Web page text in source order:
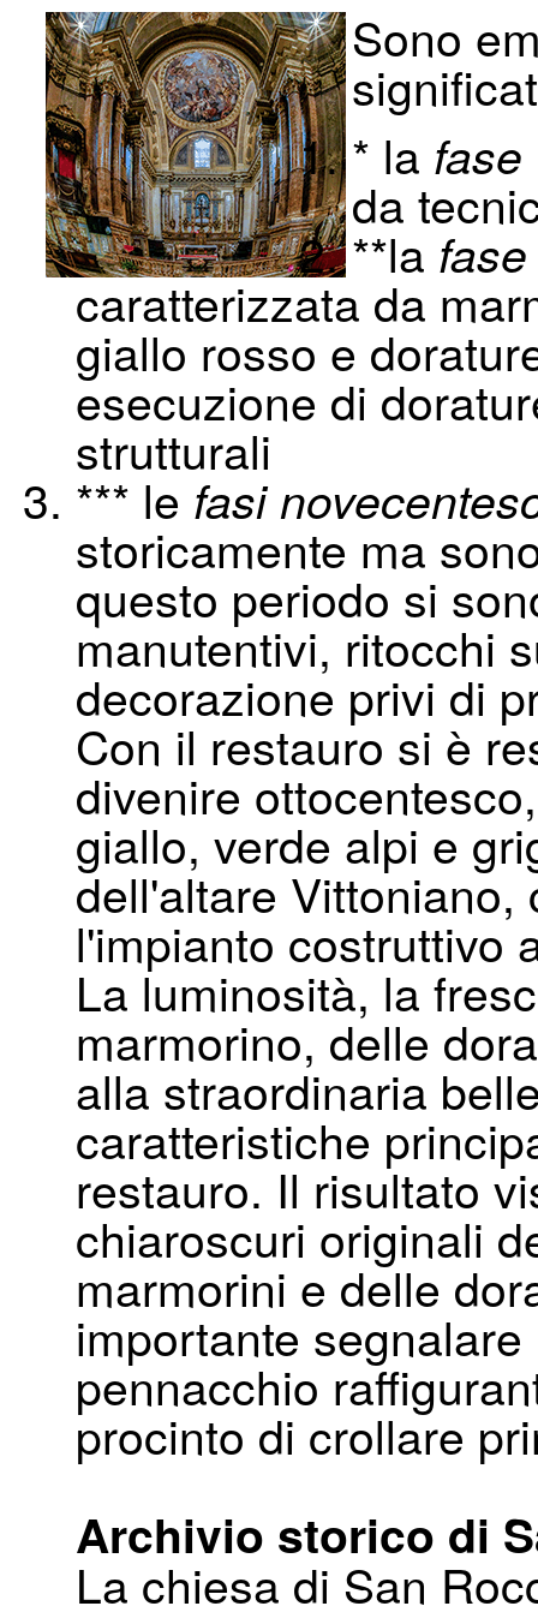
Sono
* la
da
**la
caratterizzata da
giallo rosso e
esecuzione di
strutturali
*** le fasi
storicamente ma
questo periodo si
manutentivi, ritocchi
decorazione privi di
Con il restauro si è
divenire
giallo, verde alpi e
dell'altare
l'impianto costruttivo
La luminosità, la
marmorino, delle
alla straordinaria
caratteristiche
restauro. Il risultato
chiaroscuri originali
marmorini e delle
importante
pennacchio
procinto di crollare
Archivio storico di
La chiesa di San